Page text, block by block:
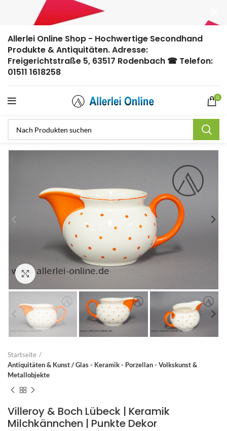
Allerlei Online Shop - Hochwertige Secondhand
Produkte & Antiquitäten. Adresse:
Freigerichtstraße 5, 63517 Rodenbach ☎ Telefon:
01511 1618258
0
Zum Vergrößern anklicken
Startseite
Antiquitäten & Kunst / Glas - Keramik - Porzellan - Volkskunst &
Metallobjekte
Villeroy & Boch Lübeck | Keramik
Milchkännchen | Punkte Dekor